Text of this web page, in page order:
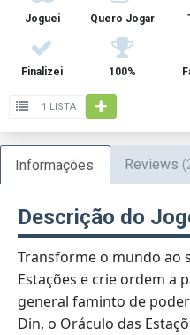
Joguei Quero Jogar
Finalizei 100%
1 LISTA
Informações Reviews
Descrição do
Transforme o mundo ao
Estações e crie ordem a
general faminto de
Din, o Oráculo das